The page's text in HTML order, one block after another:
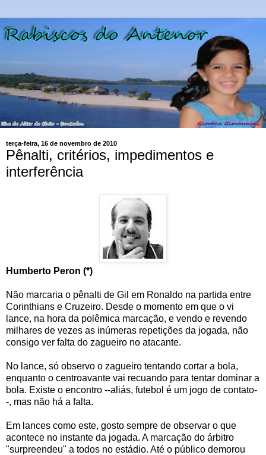
terça-feira, 16 de novembro de 2010
Pênalti, critérios, impedimentos e
interferência
Humberto Peron (*)
Não marcaria o pênalti de Gil em Ronaldo na partida entre
Corinthians e Cruzeiro. Desde o momento em que o vi
lance, na hora da polêmica marcação, e vendo e revendo
milhares de vezes as inúmeras repetições da jogada, não
consigo ver falta do zagueiro no atacante.
No lance, só observo o zagueiro tentando cortar a bola,
enquanto o centroavante vai recuando para tentar dominar a
bola. Existe o encontro --aliás, futebol é um jogo de contato-
-, mas não há a falta.
Em lances como este, gosto sempre de observar o que
acontece no instante da jogada. A marcação do árbitro
"surpreendeu" a todos no estádio. Até o público demorou